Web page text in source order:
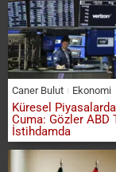
Caner Bulut Ekonomi
Küresel
Cuma: Gözler ABD
İstihdamda